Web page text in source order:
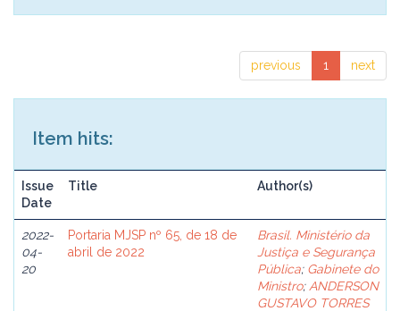
previous 1 next
Item hits:
Issue
Date
Title Author(s)
2022-
04-
20
Portaria MJSP nº 65, de 18 de
abril de 2022
Brasil. Ministério da
Justiça e Segurança
Pública; Gabinete do
Ministro; ANDERSON
GUSTAVO TORRES